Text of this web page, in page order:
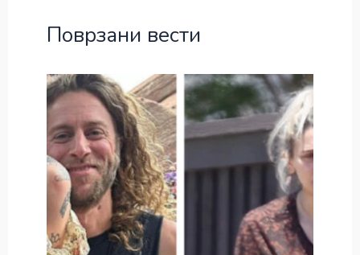
Поврзани вести